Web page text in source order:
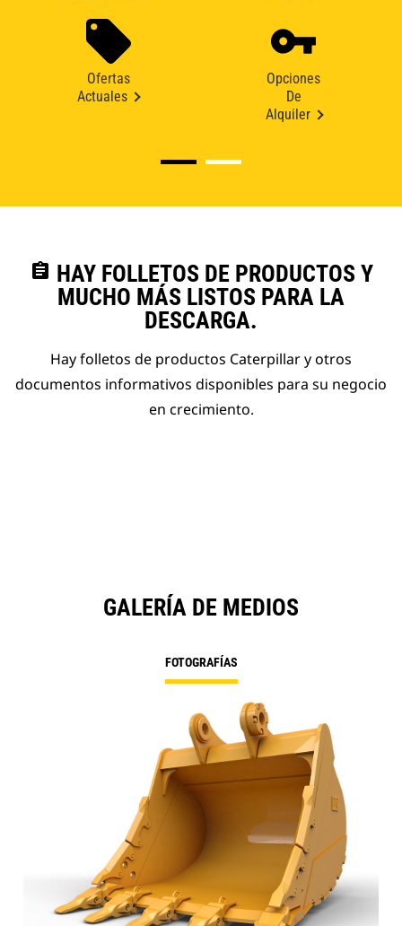
Ofertas
Actuales
Opciones
De
Alquiler
assignment HAY FOLLETOS DE PRODUCTOS Y
MUCHO MÁS LISTOS PARA LA
DESCARGA.
Hay folletos de productos Caterpillar y otros
documentos informativos disponibles para su negocio
en crecimiento.
GALERÍA DE MEDIOS
FOTOGRAFÍAS